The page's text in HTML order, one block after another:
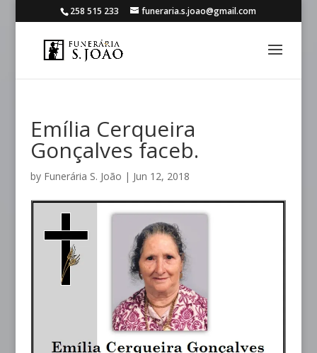
258 515 233 funeraria.s.joao@gmail.com
Emília Cerqueira
Gonçalves faceb.
by Funerária S. João | Jun 12, 2018